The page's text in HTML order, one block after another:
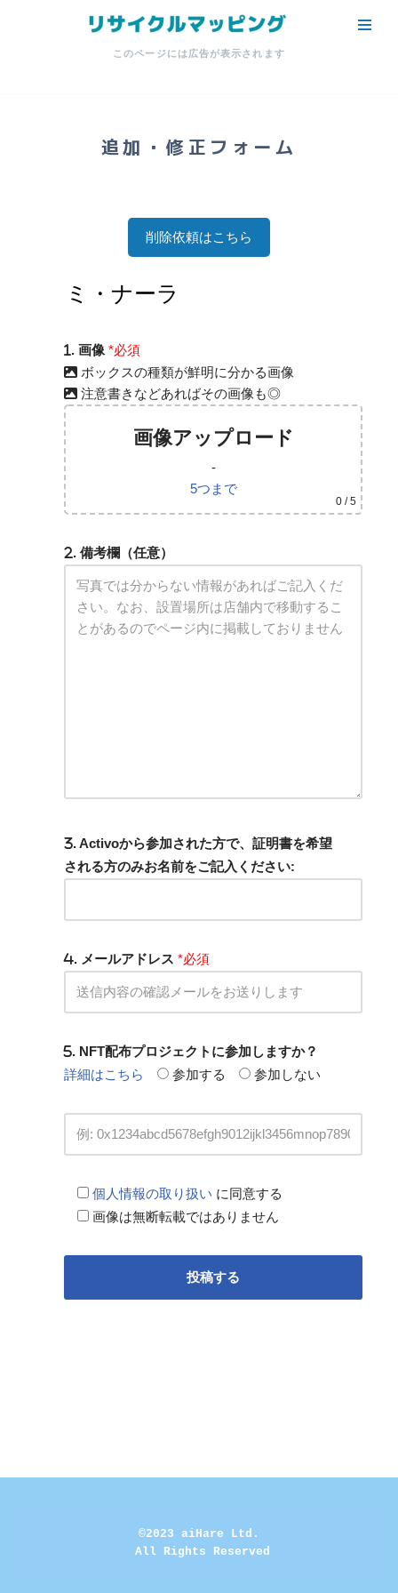
このページには広告が表示されます
追加・修正フォーム
削除依頼はこちら
. 画像 *必須
ボックスの種類が鮮明に分かる画像
注意書きなどあればその画像も◎
画像アップロード
-
5つまで
0 / 5
. 備考欄（任意）
. Activoから参加された方で、証明書を希望
される方のみお名前をご記入ください:
. メールアドレス *必須
. NFT配布プロジェクトに参加しますか？
詳細はこちら
参加する 参加しない
個人情報の取り扱い に同意する
画像は無断転載ではありません
©2023 aiHare Ltd.
All Rights Reserved